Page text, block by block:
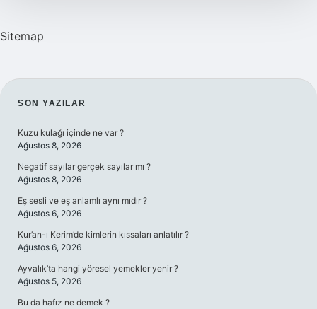
Sitemap
SIDEBAR
SON YAZILAR
Kuzu kulağı içinde ne var ?
Ağustos 8, 2026
Negatif sayılar gerçek sayılar mı ?
Ağustos 8, 2026
Eş sesli ve eş anlamlı aynı mıdır ?
Ağustos 6, 2026
Kur’an-ı Kerim’de kimlerin kıssaları anlatılır ?
Ağustos 6, 2026
Ayvalık’ta hangi yöresel yemekler yenir ?
Ağustos 5, 2026
Bu da hafız ne demek ?